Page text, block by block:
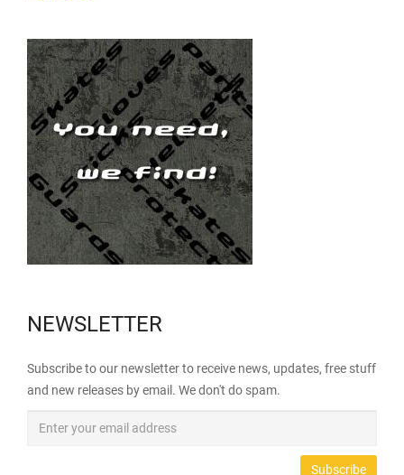
NEWSLETTER
Subscribe to our newsletter to receive news, updates, free stuff
and new releases by email. We don't do spam.